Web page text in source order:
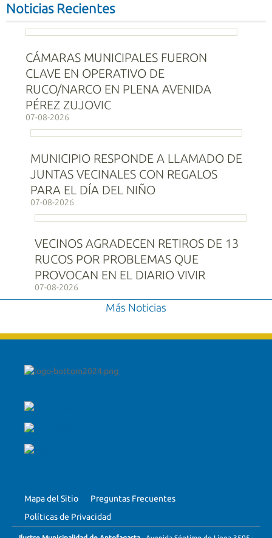
Noticias Recientes
CÁMARAS MUNICIPALES FUERON
CLAVE EN OPERATIVO DE
RUCO/NARCO EN PLENA AVENIDA
PÉREZ ZUJOVIC
07-08-2026
MUNICIPIO RESPONDE A LLAMADO DE
JUNTAS VECINALES CON REGALOS
PARA EL DÍA DEL NIÑO
07-08-2026
VECINOS AGRADECEN RETIROS DE 13
RUCOS POR PROBLEMAS QUE
PROVOCAN EN EL DIARIO VIVIR
07-08-2026
Más Noticias
Mapa del Sitio
Preguntas Frecuentes
Políticas de Privacidad